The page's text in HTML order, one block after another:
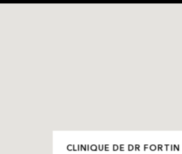
CLINIQUE DE DR FORTIN